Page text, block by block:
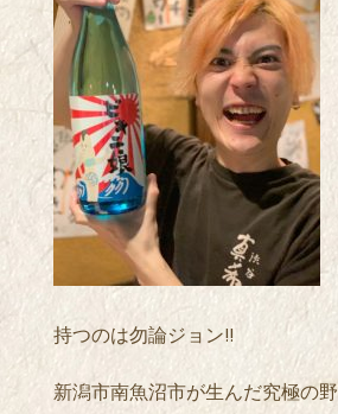
持つのは勿論ジョン!!
新潟市南魚沼市が生んだ究極の